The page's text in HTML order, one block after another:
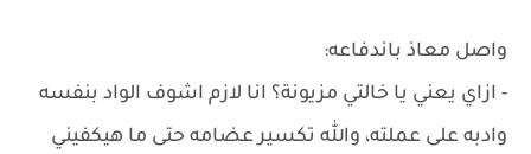
واصل معاذ باندفاعه:
- ازاي يعني يا خالتي مزيونة؟ انا لازم اشوف الواد بنفسه
وادبه على عملته، والله تكسير عضامه حتى ما هيكفيني